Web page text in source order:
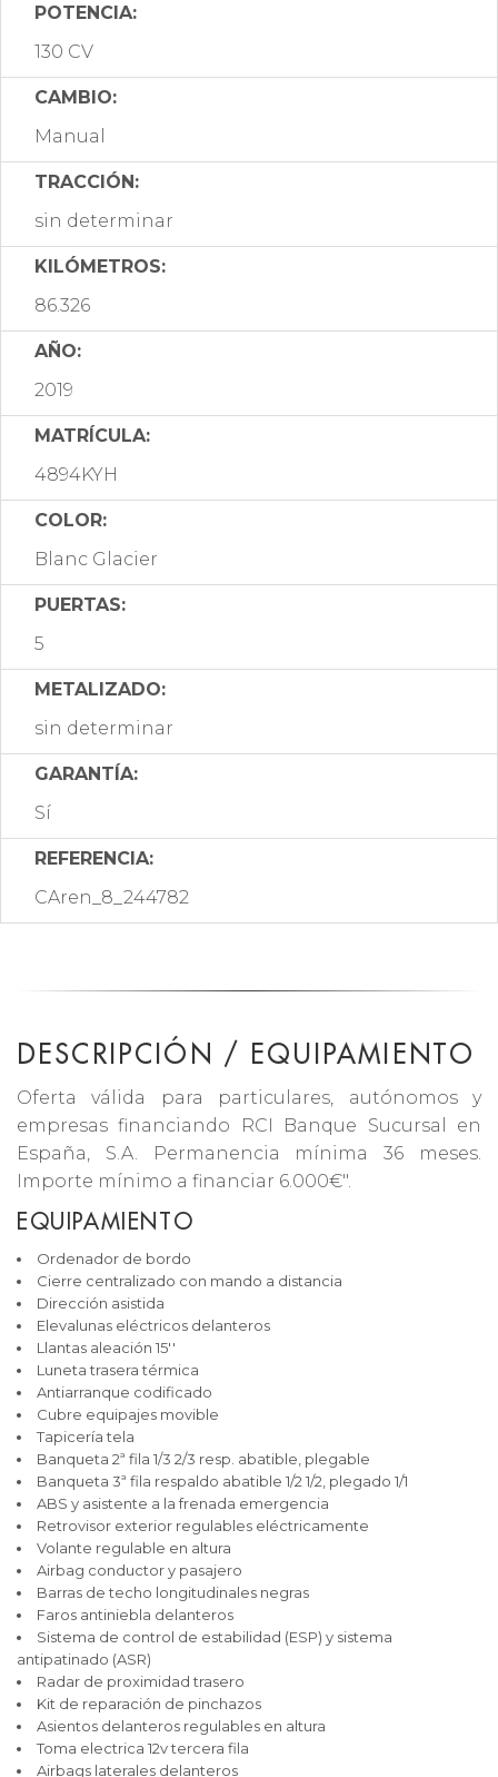
POTENCIA:
130 CV
CAMBIO:
Manual
TRACCIÓN:
sin determinar
KILÓMETROS:
86.326
AÑO:
2019
MATRÍCULA:
4894KYH
COLOR:
Blanc Glacier
PUERTAS:
5
METALIZADO:
sin determinar
GARANTÍA:
Sí
REFERENCIA:
CAren_8_244782
DESCRIPCIÓN / EQUIPAMIENTO
Oferta válida para particulares, autónomos y
empresas financiando RCI Banque Sucursal en
España, S.A. Permanencia mínima 36 meses.
Importe mínimo a financiar 6.000€".
EQUIPAMIENTO
Ordenador de bordo
Cierre centralizado con mando a distancia
Dirección asistida
Elevalunas eléctricos delanteros
Llantas aleación 15''
Luneta trasera térmica
Antiarranque codificado
Cubre equipajes movible
Tapicería tela
Banqueta 2ª fila 1/3 2/3 resp. abatible, plegable
Banqueta 3ª fila respaldo abatible 1/2 1/2, plegado 1/1
ABS y asistente a la frenada emergencia
Retrovisor exterior regulables eléctricamente
Volante regulable en altura
Airbag conductor y pasajero
Barras de techo longitudinales negras
Faros antiniebla delanteros
Sistema de control de estabilidad (ESP) y sistema
antipatinado (ASR)
Radar de proximidad trasero
Kit de reparación de pinchazos
Asientos delanteros regulables en altura
Toma electrica 12v tercera fila
Airbags laterales delanteros